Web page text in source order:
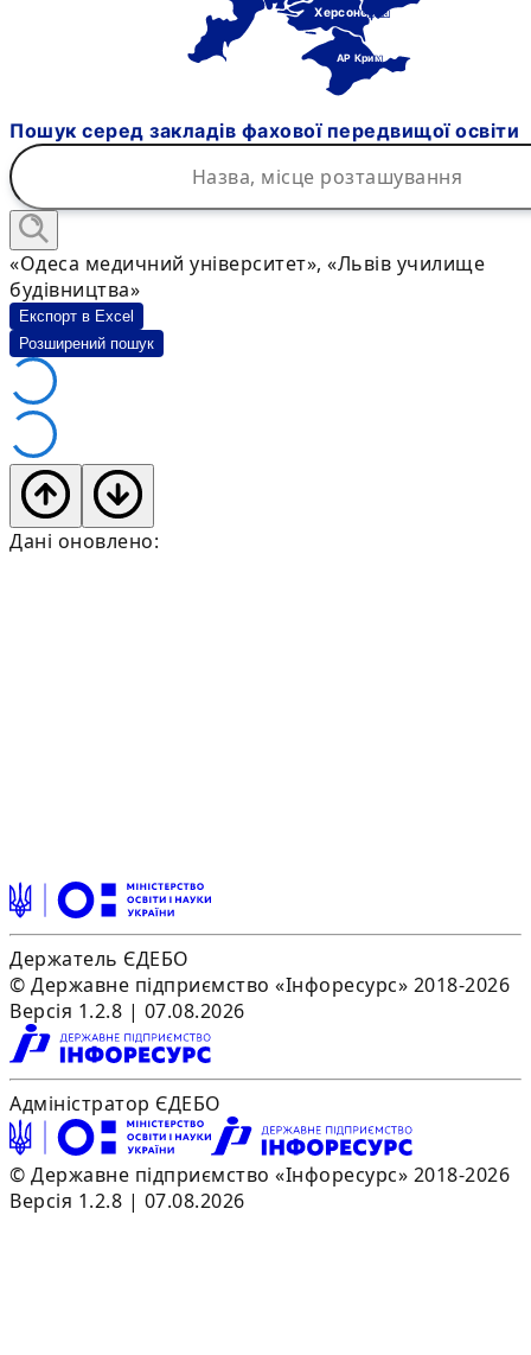
Херсонська
АР Крим
Пошук серед закладів фахової передвищої освіти
«Одеса медичний університет», «Львів училище
будівництва»
Експорт в Excel
Розширений пошук
Дані оновлено:
Держатель ЄДЕБО
© Державне підприємство «Інфоресурс» 2018-2026
Версія 1.2.8 | 07.08.2026
Адміністратор ЄДЕБО
© Державне підприємство «Інфоресурс» 2018-2026
Версія 1.2.8 | 07.08.2026